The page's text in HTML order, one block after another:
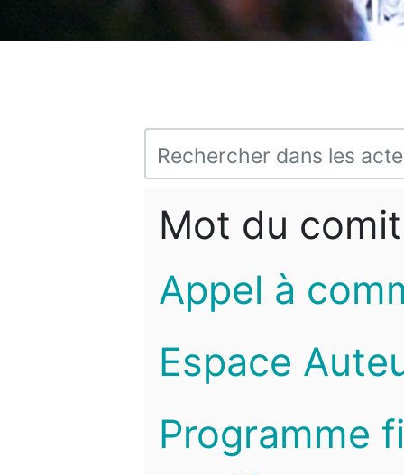
Mot du
Appel à
Espace
Programme